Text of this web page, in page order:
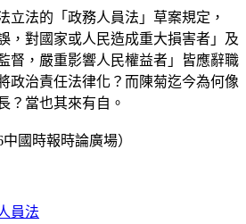
立法的「政務人員法」草案規定，
，對國家或人民造成重大損害者」及
督，嚴重影響人民權益者」皆應辭職
政治責任法律化？而陳菊迄今為何像
？當也其來有自。
中國時報時論廣場）
員法